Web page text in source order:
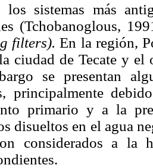
los sistemas más
(Tchobanoglous,
filters). En la región,
ciudad de Tecate y el
se presentan
principalmente
primario y a la
disueltos en el agua
considerados a la